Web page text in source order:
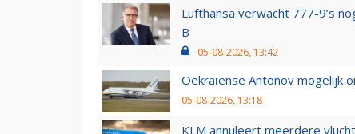
Lufthansa verwacht 777-9’s
B
05-08-2026, 13:42
Oekraïense Antonov mogelijk
05-08-2026, 13:18
KLM annuleert meerdere